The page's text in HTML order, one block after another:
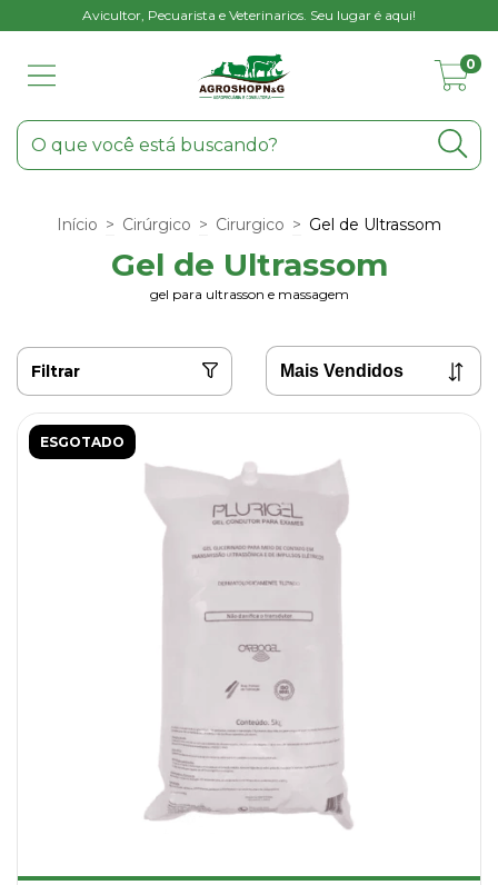
Avicultor, Pecuarista e Veterinarios. Seu lugar é aqui!
0
Início > Cirúrgico > Cirurgico > Gel de Ultrassom
Gel de Ultrassom
gel para ultrasson e massagem
Filtrar
ESGOTADO